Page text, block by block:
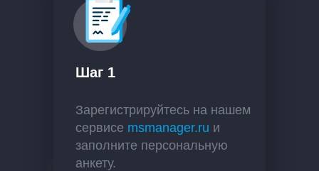
Зарегистрируйтесь на нашем
сервисе msmanager.ru и
заполните персональную
анкету.
Шаг 1